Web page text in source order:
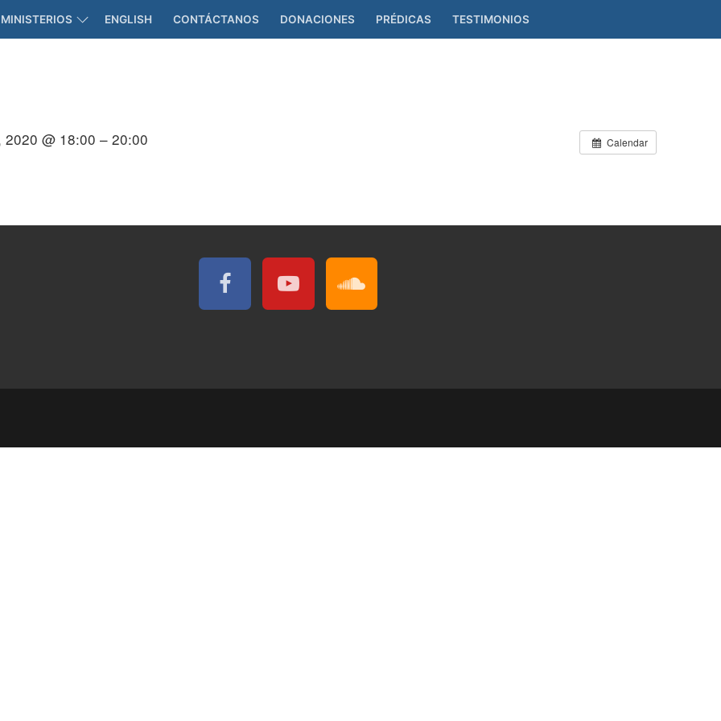
MINISTERIOS ENGLISH CONTÁCTANOS DONACIONES PRÉDICAS TESTIMONIOS
Calendar
2020 @ 18:00 – 20:00